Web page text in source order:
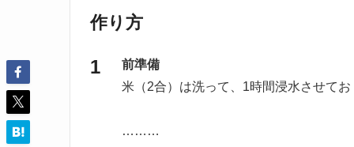
作り方
前準備
米（2合）は洗って、1時間浸水させてお
………